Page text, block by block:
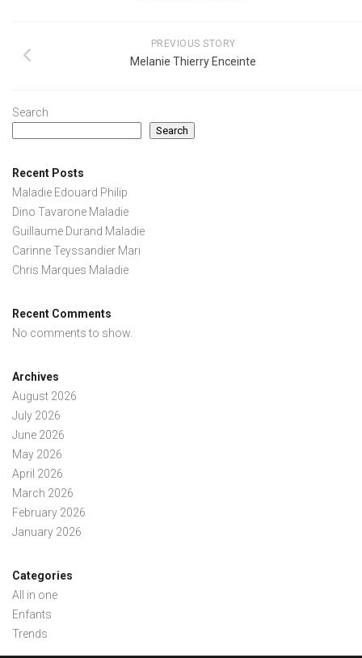
PREVIOUS STORY
Melanie Thierry Enceinte
Search
Search
Recent Posts
Maladie Edouard Philip
Dino Tavarone Maladie
Guillaume Durand Maladie
Carinne Teyssandier Mari
Chris Marques Maladie
Recent Comments
No comments to show.
Archives
August 2026
July 2026
June 2026
May 2026
April 2026
March 2026
February 2026
January 2026
Categories
All in one
Enfants
Trends